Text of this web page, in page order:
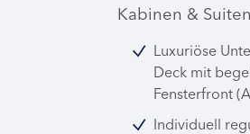
Kabinen & Suiten
Luxuriöse
Deck mit
Fensterfront
Individuell